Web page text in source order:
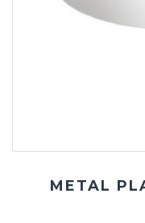
METAL